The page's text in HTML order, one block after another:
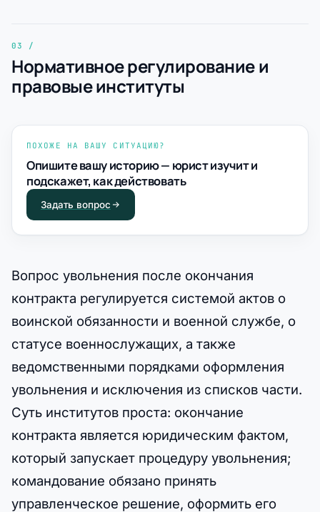
Нормативное регулирование и
правовые институты
ПОХОЖЕ НА ВАШУ СИТУАЦИЮ?
Опишите вашу историю — юрист изучит и
подскажет, как действовать
Задать вопрос
Вопрос увольнения после окончания
контракта регулируется системой актов о
воинской обязанности и военной службе, о
статусе военнослужащих, а также
ведомственными порядками оформления
увольнения и исключения из списков части.
Суть институтов проста: окончание
контракта является юридическим фактом,
который запускает процедуру увольнения;
командование обязано принять
управленческое решение, оформить его